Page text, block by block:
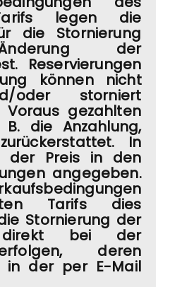
legen die
die Stornierung
der
Reservierungen
können nicht
oder storniert
gezahlten
die Anzahlung,
In
der Preis in den
angegeben.
Tarifs dies
Stornierung der
direkt bei der
deren
in der per E-Mail